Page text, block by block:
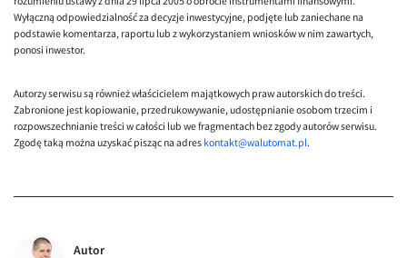
Wyłączną odpowiedzialność za decyzje inwestycyjne, podjęte lub zaniechane na
podstawie komentarza, raportu lub z wykorzystaniem wniosków w nim zawartych,
ponosi inwestor.
Autorzy serwisu są również właścicielem majątkowych praw autorskich do treści.
Zabronione jest kopiowanie, przedrukowywanie, udostępnianie osobom trzecim i
rozpowszechnianie treści w całości lub we fragmentach bez zgody autorów serwisu.
Zgodę taką można uzyskać pisząc na adres kontakt@walutomat.pl.
Autor